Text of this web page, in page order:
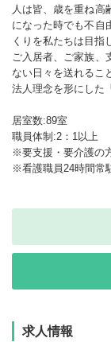
人は皆、歳を重ね高
になった時でも不自
くりを私たちは目指
ご入居者、ご家族、
ない日々を送れるこ
法人理念を形にした
居室数:89室
職員体制:2：1以上
※要支援・要介護の
※看護職員24時間常
求人情報